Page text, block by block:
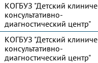
КОГБУЗ "Детский
консультативно-
диагностический центр"
КОГБУЗ "Детский
консультативно-
диагностический центр"